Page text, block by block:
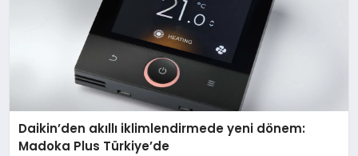
Daikin’den akıllı iklimlendirmede yeni dönem:
Madoka Plus Türkiye’de